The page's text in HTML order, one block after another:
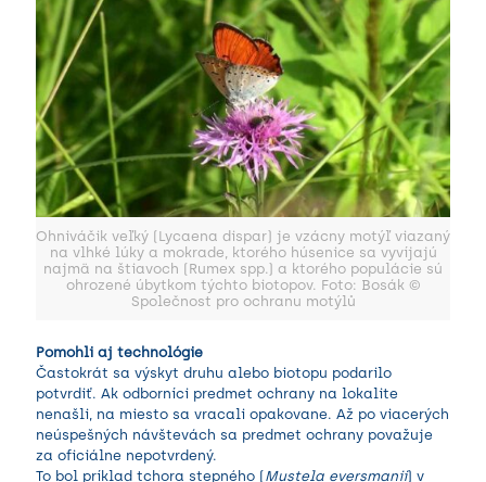
Ohniváčik veľký (Lycaena dispar) je vzácny motýľ viazaný
na vlhké lúky a mokrade, ktorého húsenice sa vyvíjajú
najmä na štiavoch (Rumex spp.) a ktorého populácie sú
ohrozené úbytkom týchto biotopov. Foto: Bosák ©
Společnost pro ochranu motýlů
Pomohli aj technológie
Častokrát sa výskyt druhu alebo biotopu podarilo
potvrdiť. Ak odborníci predmet ochrany na lokalite
nenašli, na miesto sa vracali opakovane. Až po viacerých
neúspešných návštevách sa predmet ochrany považuje
za oficiálne nepotvrdený.
To bol príklad tchora stepného (Mustela eversmanii) v